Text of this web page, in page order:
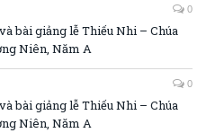
0
bài giảng lễ Thiếu Nhi – Chúa
Niên, Năm A
0
bài giảng lễ Thiếu Nhi – Chúa
Niên, Năm A